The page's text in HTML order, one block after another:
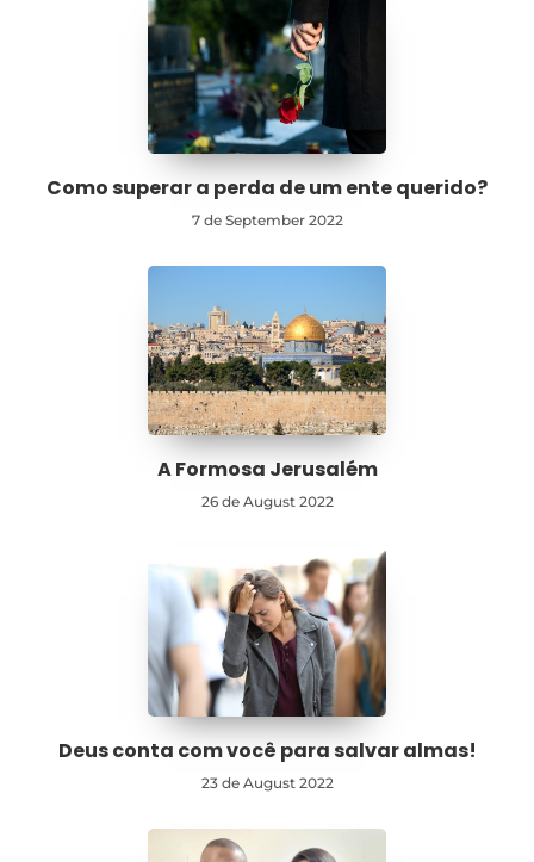
Como superar a perda de um ente querido?
7 de September 2022
A Formosa Jerusalém
26 de August 2022
Deus conta com você para salvar almas!
23 de August 2022